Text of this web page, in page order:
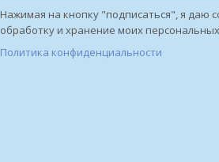
Нажимая на кнопку "подписаться", я даю
обработку и хранение моих
Политика конфиденциальности